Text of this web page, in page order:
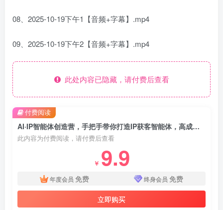
08、2025-10-19下午1【音频+字幕】.mp4
09、2025-10-19下午2【音频+字幕】.mp4
此处内容已隐藏，请付费后查看
AI·IP智能体创造营，手把手带你打造IP获客智能体，高成交创始人IP课
此内容为付费阅读，请付费后查看
￥ 9.9
年度会员 免费 终身会员 免费
立即购买
付费阅读